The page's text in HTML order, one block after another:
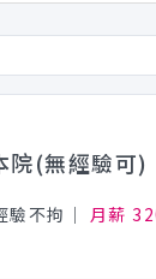
院(無經驗可)
驗不拘│ 月薪